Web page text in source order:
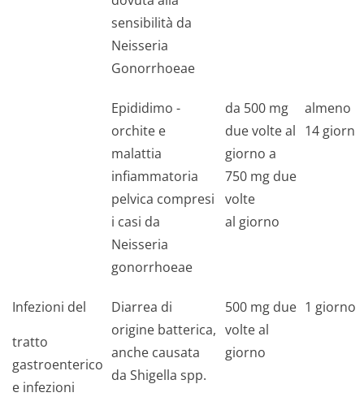
sensibilità da
Neisseria
Gonorrhoeae
Epididimo -
orchite e
malattia
infiammatoria
pelvica compresi
i casi da
Neisseria
gonorrhoeae
da 500 mg
due volte al
giorno a
750 mg due
volte
al giorno
almeno
14 giorni
Infezioni del
tratto
gastroenterico
e infezioni
Diarrea di
origine batterica,
anche causata
da Shigella spp.
500 mg due
volte al
giorno
1 giorno